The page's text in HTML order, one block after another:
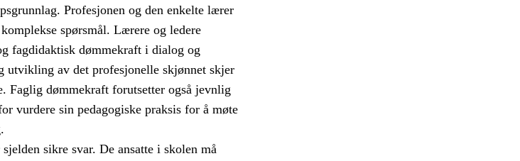
Profesjonen og den enkelte lærer
spørsmål. Lærere og ledere
fagdidaktisk dømmekraft i dialog og
utvikling av det profesjonelle skjønnet skjer
Faglig dømmekraft forutsetter også jevnlig
vurdere sin pedagogiske praksis for å møte
sikre svar. De ansatte i skolen må